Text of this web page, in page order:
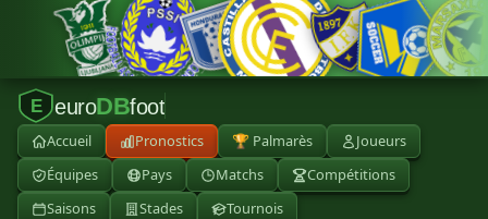
E euroDBfoot
Accueil Pronostics 🏆 Palmarès
Joueurs
Équipes
Pays Matchs
Compétitions
Saisons
Stades Tournois